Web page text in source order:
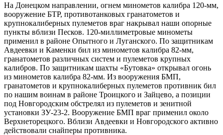
На Донецком направлении, огнем минометов калибра 120-мм,
вооружение БТР, противотанковых гранатометов и
крупнокалиберных пулеметов враг накрывал наши опорные
пункты вблизи Песков. 120-миллиметровые минометы
применил в районе Опытного и Луганского. По защитникам
Авдеевки и Каменки бил из минометов калибра 82-мм,
гранатометов различных систем и пулеметов крупных
калибров. По защитникам шахты «Бутовка» открывал огонь
из минометов калибра 82-мм. Из вооружения БМП,
гранатометов и крупнокалиберных пулеметов противник бил
по нашим воинам в районе Троицкого и Зайцево, а позиции
под Новгородским обстрелял из пулеметов и зенитной
установки ЗУ-23-2. Вооружение БМП враг применил около
Верхнеторецкого. Вблизи Авдеевки и Новгородского активно
действовали снайперы противника.